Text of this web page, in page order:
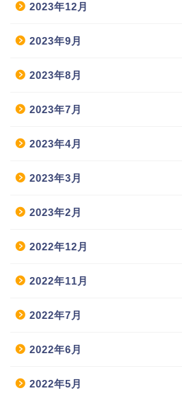
2023年12月
2023年9月
2023年8月
2023年7月
2023年4月
2023年3月
2023年2月
2022年12月
2022年11月
2022年7月
2022年6月
2022年5月